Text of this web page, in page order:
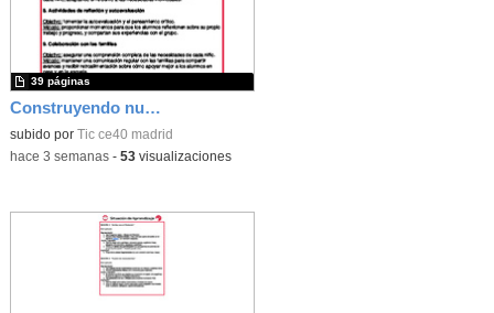
Construyendo nuestro parque de atracciones
subido por Tic ce40 madrid
39 páginas
-hace 3 semanas- 53visualizaciones